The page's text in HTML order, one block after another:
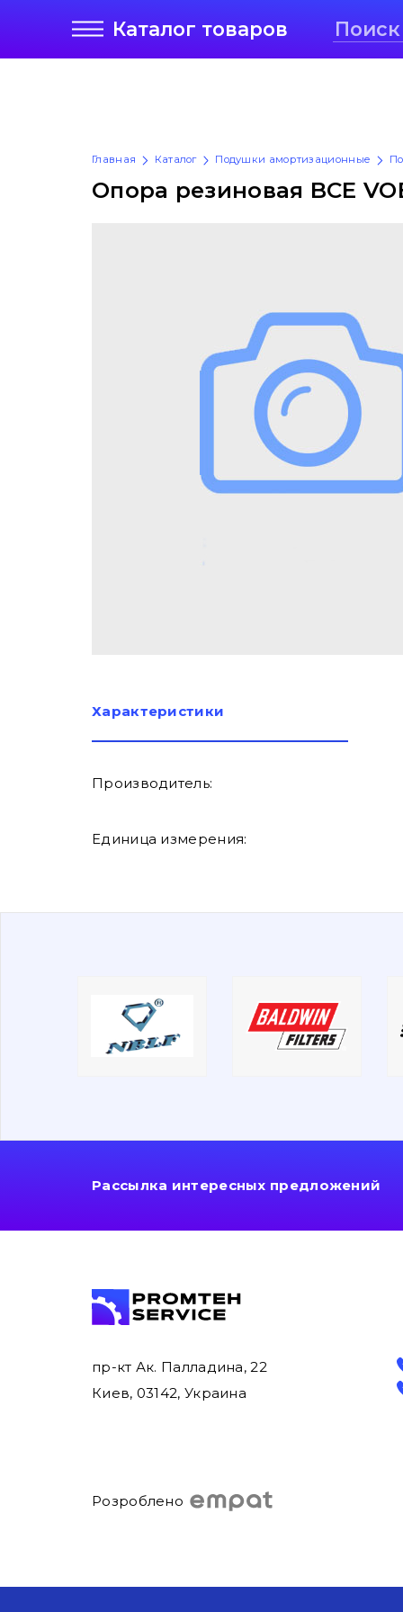
Каталог товаров
Главная Каталог Подушки амортизационные
Опора резиновая BCE
Характеристики
Производитель:
Единица измерения:
Рассылка интересных предложений
пр-кт Ак. Палладина, 22
Киев, 03142, Украина
Розроблено